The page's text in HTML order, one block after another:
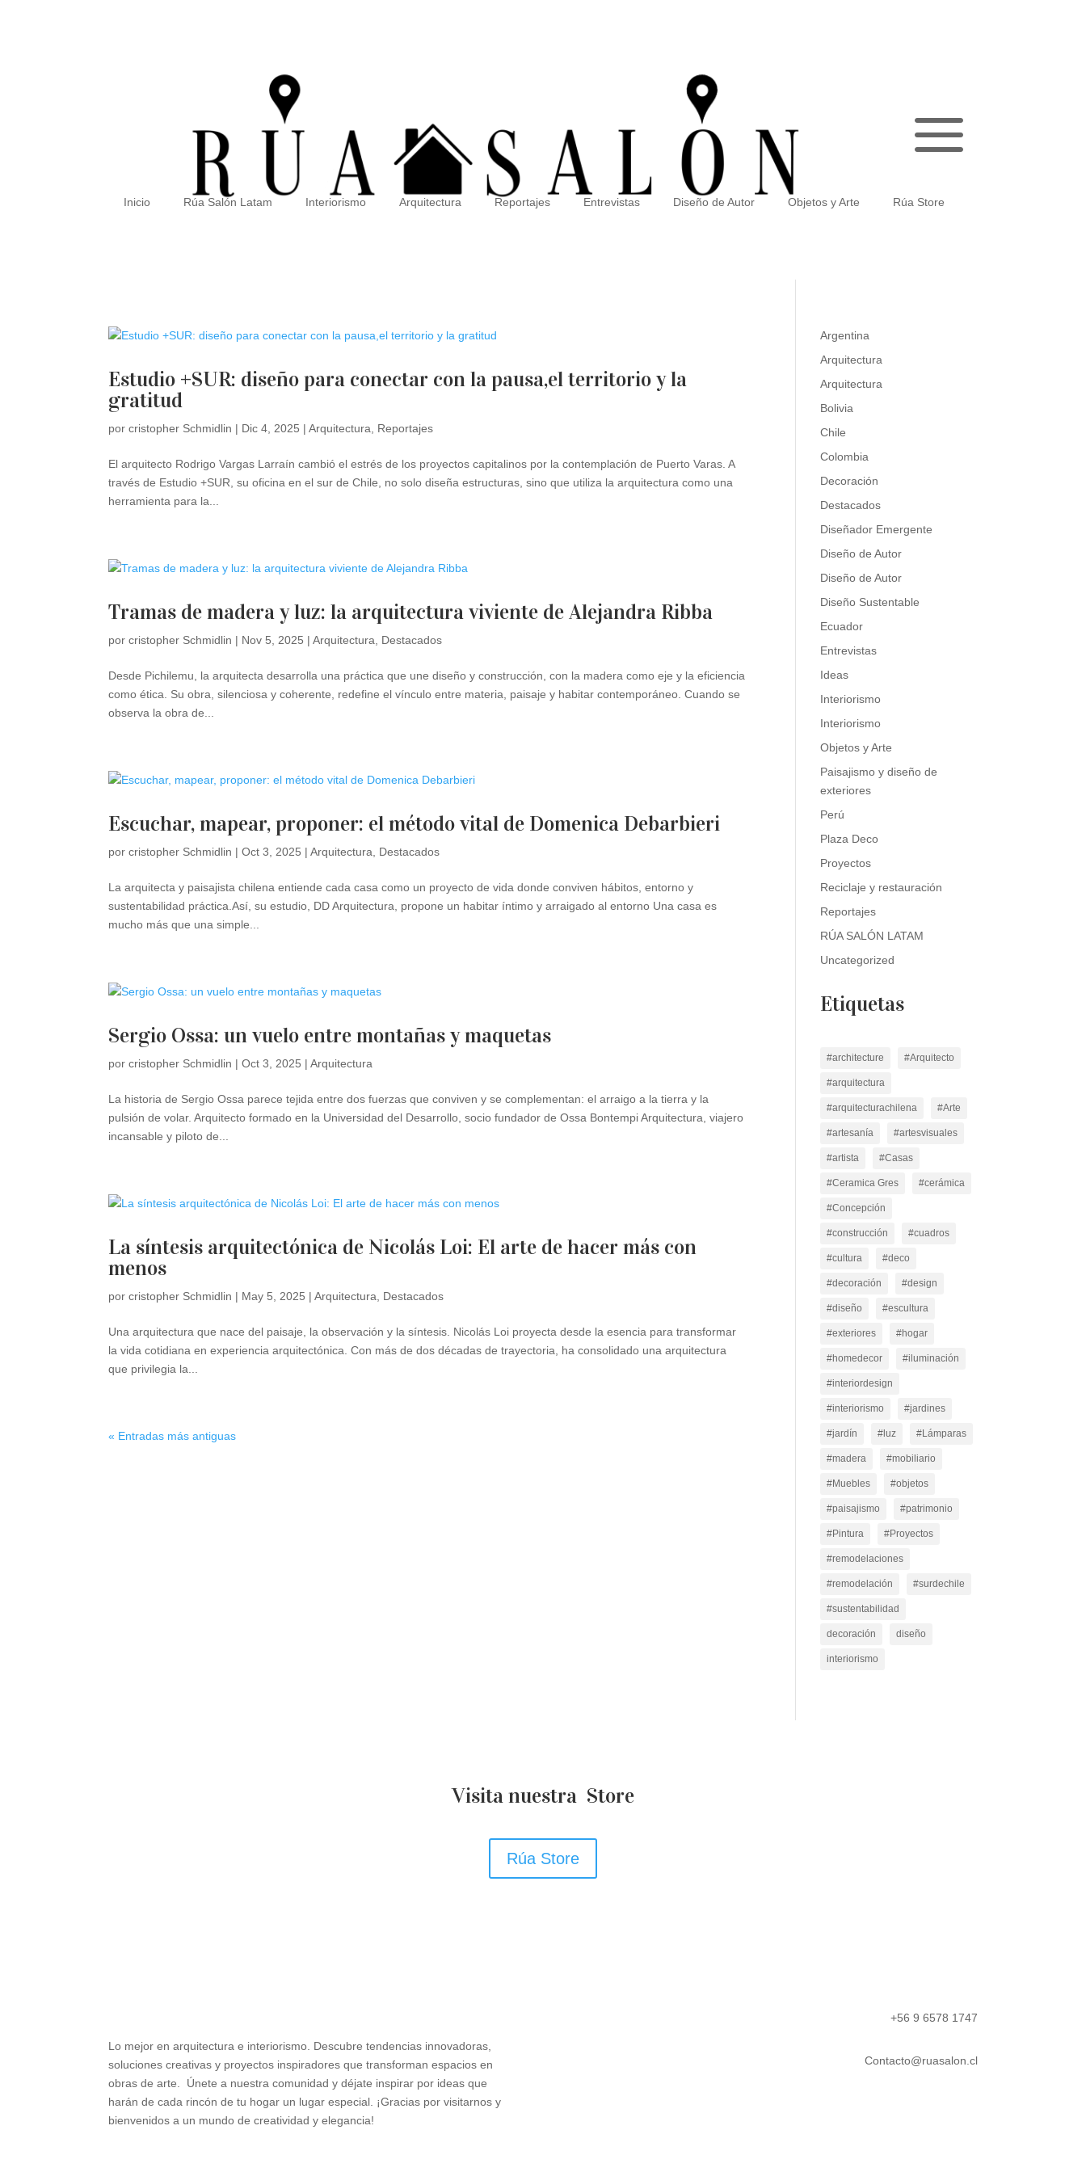
a
Inicio Rúa Salón Latam Interiorismo Arquitectura Reportajes Entrevistas Diseño de Autor Objetos y Arte Rúa Store
Estudio +SUR: diseño para conectar con la pausa,el territorio y la
gratitud
porcristopher Schmidlin | Dic 4, 2025 |Arquitectura Reportajes
El arquitecto Rodrigo Vargas Larraín cambió el estrés de los proyectos capitalinos por la contemplación de Puerto Varas. A
través de Estudio +SUR, su oficina en el sur de Chile, no solo diseña estructuras, sino que utiliza la arquitectura como una
herramienta para la...
Tramas de madera y luz: la arquitectura viviente de Alejandra Ribba
porcristopher Schmidlin | Nov 5, 2025 |Arquitectura Destacados
Desde Pichilemu, la arquitecta desarrolla una práctica que une diseño y construcción, con la madera como eje y la eficiencia
como ética. Su obra, silenciosa y coherente, redefine el vínculo entre materia, paisaje y habitar contemporáneo. Cuando se
observa la obra de...
Escuchar, mapear, proponer: el método vital de Domenica Debarbieri
porcristopher Schmidlin |Oct 3, 2025 |Arquitectura Destacados
La arquitecta y paisajista chilena entiende cada casa como un proyecto de vida donde conviven hábitos, entorno y
sustentabilidad práctica.Así, su estudio, DD Arquitectura, propone un habitar íntimo y arraigado al entorno Una casa es
mucho más que una simple...
Sergio Ossa: un vuelo entre montañas y maquetas
porcristopher Schmidlin |Oct 3, 2025 |Arquitectura
La historia de Sergio Ossa parece tejida entre dos fuerzas que conviven y se complementan: el arraigo a la tierra y la
pulsión de volar. Arquitecto formado en la Universidad del Desarrollo, socio fundador de Ossa Bontempi Arquitectura, viajero
incansable y piloto de...
La síntesis arquitectónica de Nicolás Loi: El arte de hacer más con
menos
porcristopher Schmidlin | May 5, 2025 |Arquitectura Destacados
Una arquitectura que nace del paisaje, la observación y la síntesis. Nicolás Loi proyecta desde la esencia para transformar
la vida cotidiana en experiencia arquitectónica. Con más de dos décadas de trayectoria, ha consolidado una arquitectura
que privilegia la...
« Entradas más antiguas
Argentina
Arquitectura
Arquitectura
Bolivia
Chile
Colombia
Decoración
Destacados
Diseñador Emergente
Diseño de Autor
Diseño de Autor
Diseño Sustentable
Ecuador
Entrevistas
Ideas
Interiorismo
Interiorismo
Objetos y Arte
Paisajismo y diseño de
exteriores
Perú
Plaza Deco
Proyectos
Reciclaje y restauración
Reportajes
RÚA SALÓN LATAM
Uncategorized
Etiquetas
#architecture #Arquitecto
#arquitectura
#arquitecturachilena #Arte
#artesanía #artesvisuales
#artista #Casas
#Ceramica Gres #cerámica
#Concepción
#construcción #cuadros
#cultura #deco
#decoración #design
#diseño #escultura
#exteriores #hogar
#homedecor #iluminación
#interiordesign
#interiorismo #jardines
#jardín #luz #Lámparas
#madera #mobiliario
#Muebles #objetos
#paisajismo #patrimonio
#Pintura #Proyectos
#remodelaciones
#remodelación #surdechile
#sustentabilidad
decoración diseño
interiorismo
Visita nuestra Store
Rúa Store
Lo mejor en arquitectura e interiorismo. Descubre tendencias innovadoras,
soluciones creativas y proyectos inspiradores que transforman espacios en
obras de arte. Únete a nuestra comunidad y déjate inspirar por ideas que
harán de cada rincón de tu hogar un lugar especial. ¡Gracias por visitarnos y
bienvenidos a un mundo de creatividad y elegancia!
+56 9 6578 1747
Contacto@ruasalon.cl